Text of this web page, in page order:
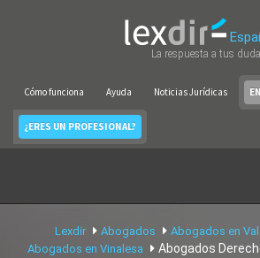
La respuesta a tus
Cómo funciona Ayuda Noticias Jurídicas
¿ERES UN PROFESIONAL?
Lexdir Abogados
Abogados en
Abogados en Vinalesa
Abogados